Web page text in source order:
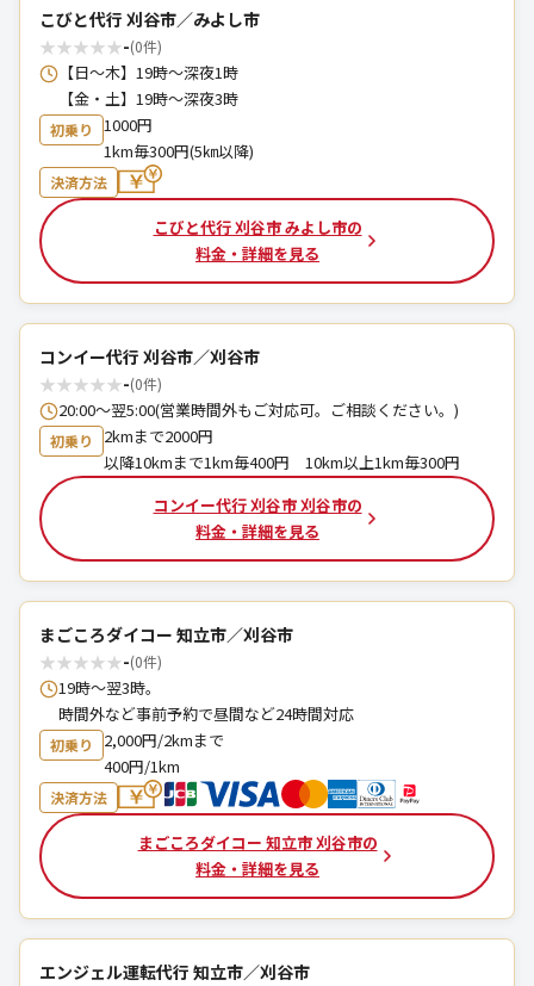
こびと代行 刈谷市／みよし市
★★★★★-(0件)
【日〜木】19時〜深夜1時
【金・土】19時〜深夜3時
初乗り
1000円
1km毎300円(5㎞以降)
決済方法
こびと代行 刈谷市 みよし市の
料金・詳細を見る
コンイー代行 刈谷市／刈谷市
★★★★★-(0件)
20:00～翌5:00(営業時間外もご対応可。ご相談ください。)
初乗り
2kmまで2000円
以降10kmまで1km毎400円 10km以上1km毎300円
コンイー代行 刈谷市 刈谷市の
料金・詳細を見る
まごころダイコー 知立市／刈谷市
★★★★★-(0件)
19時〜翌3時。
時間外など事前予約で昼間など24時間対応
初乗り
2,000円/2kmまで
400円/1km
決済方法
まごころダイコー 知立市 刈谷市の
料金・詳細を見る
エンジェル運転代行 知立市／刈谷市